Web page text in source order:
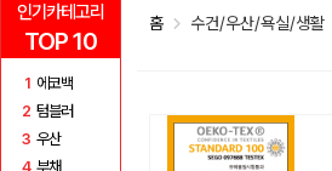
인기카테고리
TOP 10
1 에코백
2 텀블러
3 우산
4 부채
홈 수건/우산/욕실/생활